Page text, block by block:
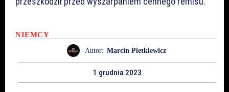
NIEMCY
Autor: Marcin Pietkiewicz
1 grudnia 2023